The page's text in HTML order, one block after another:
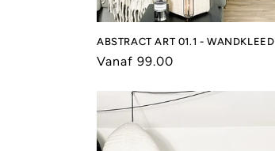
:
ABSTRACT ART 01.1 - WANDKLEED
Normale
Vanaf 99.00